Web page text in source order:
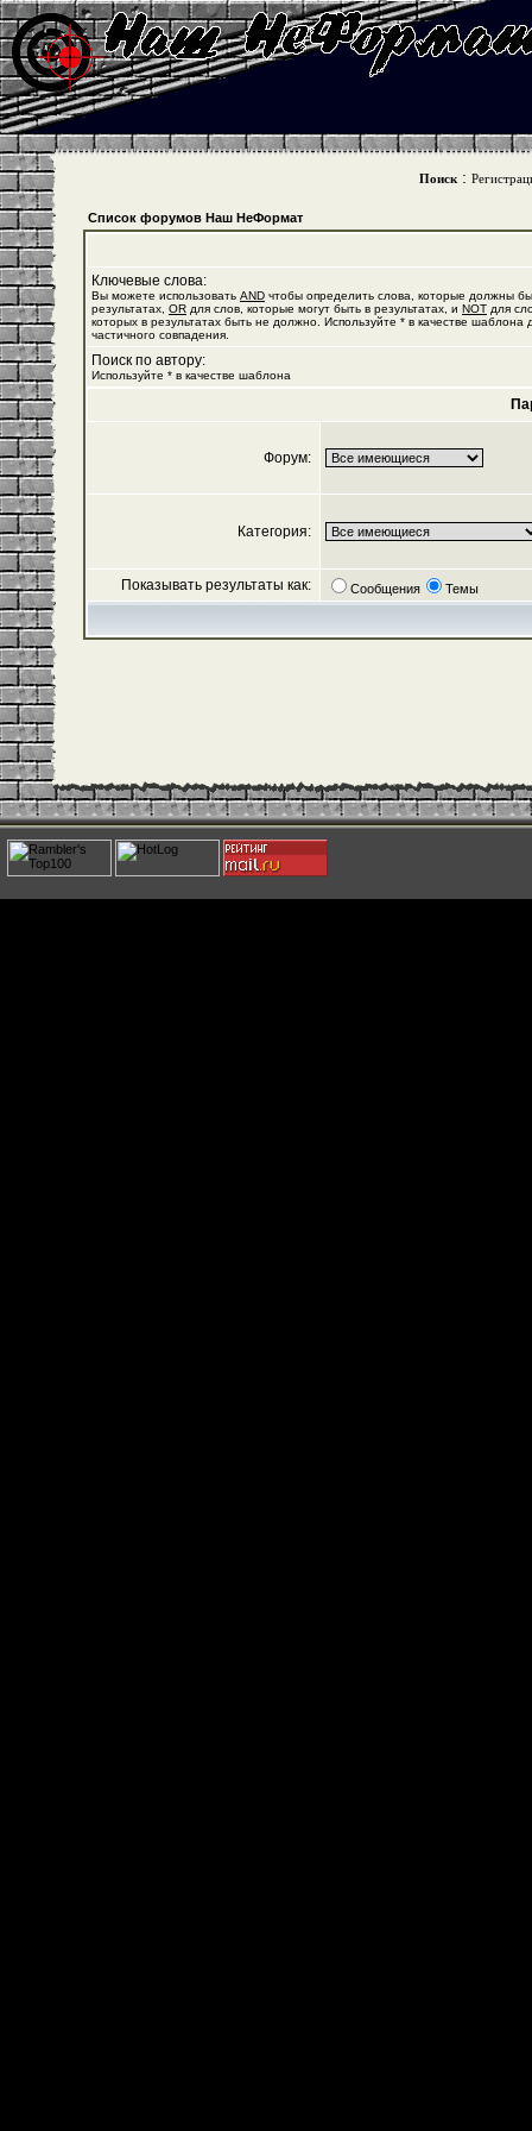
Поиск :
Список форумов Наш НеФормат
Ключевые слова:
Вы можете использовать AND чтобы определить слова, которые должны
результатах, OR для слов, которые могут быть в результатах, и NOT для
которых в результатах быть не должно. Используйте * в качестве шаблона
частичного совпадения.
Поиск по автору:
Используйте * в качестве шаблона
Форум:
Категория:
Показывать результаты как: Сообщения Темы